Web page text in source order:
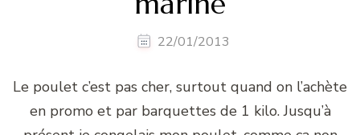
22/01/2013
Le poulet c’est pas cher, surtout quand on l’achète
en promo et par barquettes de 1 kilo. Jusqu’à